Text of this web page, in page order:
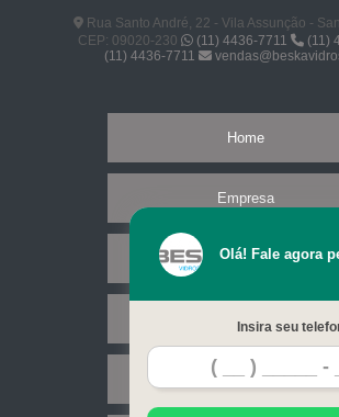
Rua Santo André, 22 - Vila Assunção -
CEP: 09020-230
(11) 4436-7711
(11)
(11) 4436-7711
Home
Empresa
Missão
Serviços
Contato
Olá! Fale agora
Insira seu